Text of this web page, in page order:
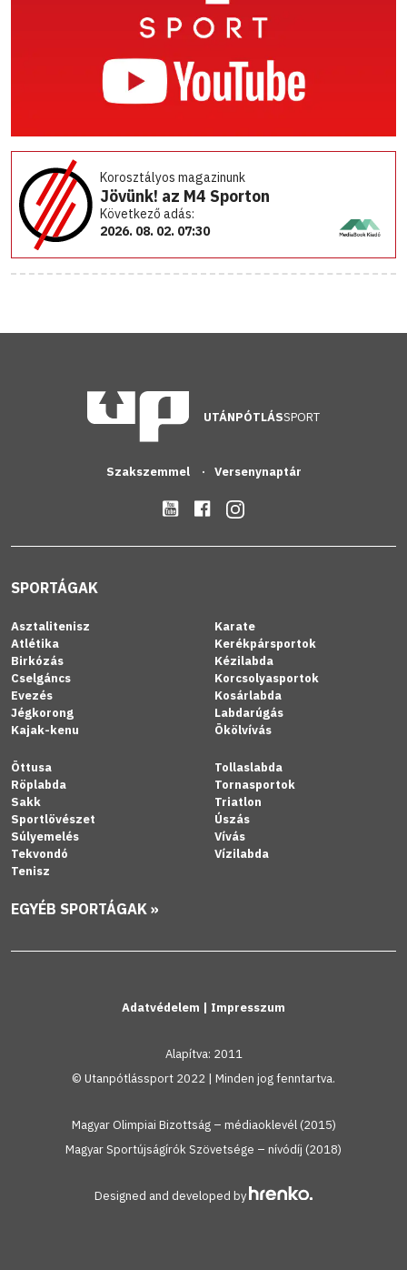
Korosztályos magazinunk
Jövünk! az M4 Sporton
Következő adás:
2026. 08. 02. 07:30
UTÁNPÓTLÁSSPORT
Szakszemmel Versenynaptár
SPORTÁGAK
Asztalitenisz
Atlétika
Birkózás
Cselgáncs
Evezés
Jégkorong
Kajak-kenu
Karate
Kerékpársportok
Kézilabda
Korcsolyasportok
Kosárlabda
Labdarúgás
Ökölvívás
Öttusa
Röplabda
Sakk
Sportlövészet
Súlyemelés
Tekvondó
Tenisz
Tollaslabda
Tornasportok
Triatlon
Úszás
Vívás
Vízilabda
EGYÉB SPORTÁGAK »
Adatvédelem | Impresszum
Alapítva: 2011
© Utanpótlássport 2022 | Minden jog fenntartva.
Magyar Olimpiai Bizottság – médiaoklevél (2015)
Magyar Sportújságírók Szövetsége – nívódíj (2018)
Designed and developed by